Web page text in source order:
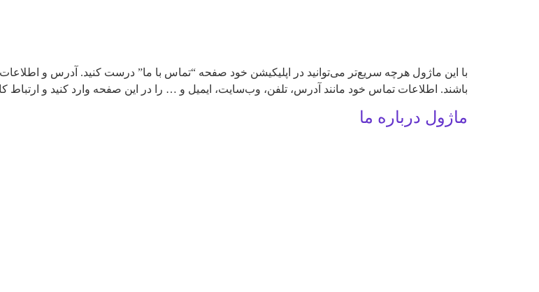
با این ماژول هرچه سریع‌تر می‌توانید در اپلیکیشن خود صفحه “تماس با ما” درست کنید. آدرس و اطلاعات
باشند. اطلاعات تماس خود مانند آدرس، تلفن، وب‌سایت، ایمیل و … را در این صفحه وارد کنید و ارتباط
ماژول درباره ما